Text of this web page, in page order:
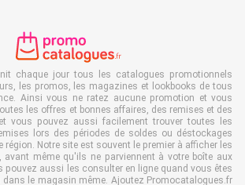
chaque jour tous les catalogues promotionnels
les promos, les magazines et lookbooks de tous
Ainsi vous ne ratez aucune promotion et vous
les offres et bonnes affaires, des remises et des
vous pouvez aussi facilement trouver toutes les
lors des périodes de soldes ou déstockages
région. Notre site est souvent le premier à afficher les
avant même qu'ils ne parviennent à votre boîte aux
pouvez aussi les consulter en ligne quand vous êtes
le magasin même. Ajoutez Promocatalogues.fr